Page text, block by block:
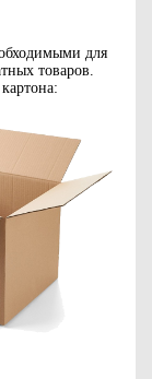
для
товаров.